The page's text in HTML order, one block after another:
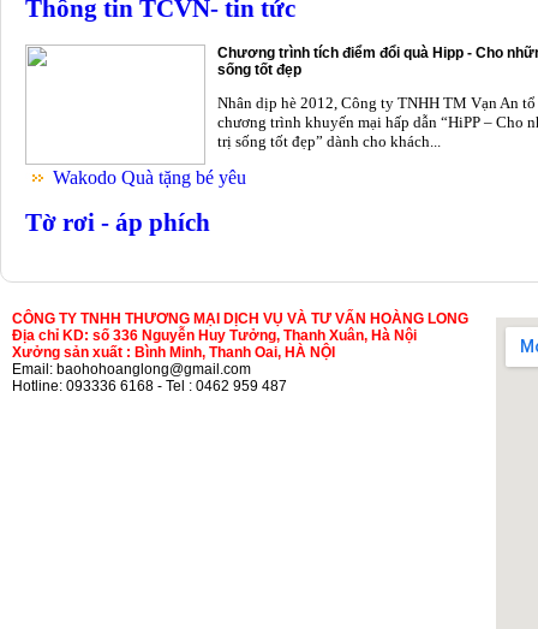
Thông tin TCVN- tin tức
Chương trình tích điểm đổi quà Hipp - Cho
sống tốt đẹp
Nhân dịp hè 2012, Công ty TNHH TM Vạn An
chương trình khuyến mại hấp dẫn “HiPP – Cho
trị sống tốt đẹp” dành cho khách...
Wakodo Quà tặng bé yêu
Tờ rơi - áp phích
CÔNG TY TNHH THƯƠNG MẠI DỊCH VỤ VÀ TƯ VẤN HOÀNG LONG
Địa chỉ KD: số 336 Nguyễn Huy Tưởng, Thanh Xuân, Hà Nội
Xưởng sản xuất : Bình Minh, Thanh Oai, HÀ NỘI
Email: baohohoanglong@gmail.com
Hotline: 093336 6168 - Tel : 0462 959 487